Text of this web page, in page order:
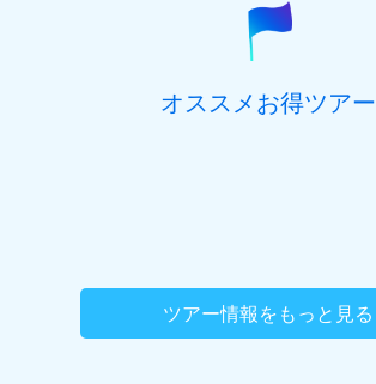
オススメお得ツアー
ツアー情報をもっと見る